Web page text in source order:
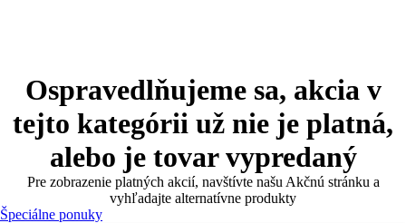
Ospravedlňujeme sa, akcia v
tejto kategórii už nie je platná,
alebo je tovar vypredaný
Pre zobrazenie platných akcií, navštívte našu Akčnú stránku a
vyhľadajte alternatívne produkty
Špeciálne ponuky